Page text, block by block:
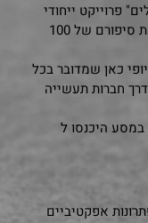
פרוייקט ייחודי
שמפגיש בצורה אותנטית ובלתי אמצעית את סיפורם של 100
כאן שמדובר בכל
חברות תעשייה
היכנסו ל
אפקטיביים